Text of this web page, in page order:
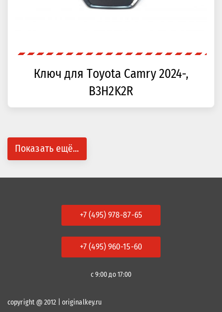
Ключ для Toyota Camry 2024-,
B3H2K2R
Показать ещё...
+7 (495) 978-87-65
+7 (495) 960-15-60
с 9:00 до 17:00
copyright @ 2012 | originalkey.ru